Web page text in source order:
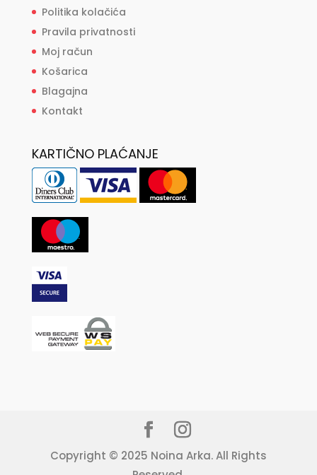
Politika kolačića
Pravila privatnosti
Moj račun
Košarica
Blagajna
Kontakt
KARTIČNO PLAĆANJE
Copyright © 2025 Noina Arka. All Rights